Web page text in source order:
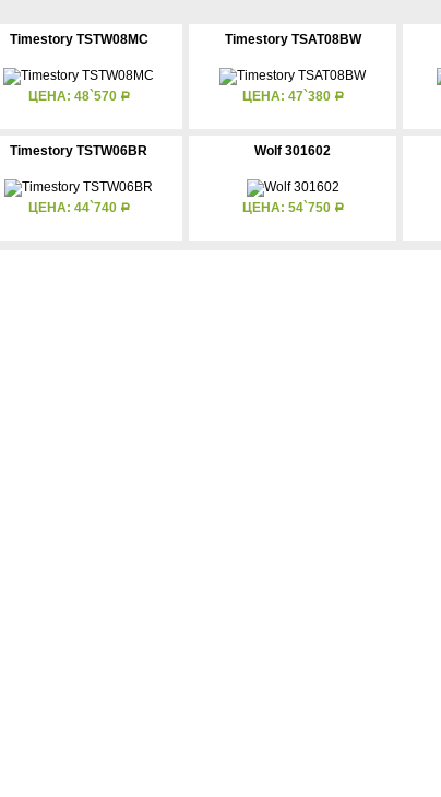
Timestory TSTW08MC
ЦЕНА: 48`570 Р
Timestory TSAT08BW
ЦЕНА: 47`380 Р
Timestory TSTW06BR
ЦЕНА: 44`740 Р
Wolf 301602
ЦЕНА: 54`750 Р